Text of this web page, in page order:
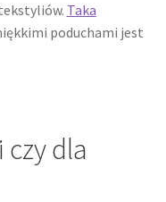
Taka
poduchami jest
dla